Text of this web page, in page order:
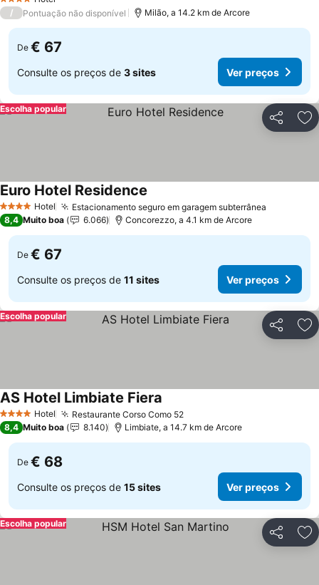
4 Estrelas
/
Pontuação não disponível Milão, a 14.2 km de Arcore
De € 67
Consulte os preços de 3 sites Ver preços
Partilhar
Escolha popular
4 EstrelasHotel Estacionamento seguro em garagem subterrânea
Euro Hotel Residence
8,4 Muito boa 6.066 Concorezzo, a 4.1 km de Arcore
De € 67
Consulte os preços de 11 sites Ver preços
Partilhar
Escolha popular
4 EstrelasHotel Restaurante Corso Como 52
AS Hotel Limbiate Fiera
8,4 Muito boa 8.140 Limbiate, a 14.7 km de Arcore
De € 68
Consulte os preços de 15 sites Ver preços
Partilhar
Escolha popular